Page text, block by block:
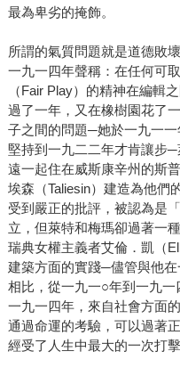
最為卑劣的掩飾。
所謂的氣質問題就是道德敗
一九一四年聲稱：在任何可
（Fair Play）的精神在編輯
過了一年，又在橡樹園花了
子之間的問題─她於一九一
堅持到一九二二年才肯讓步
遠一起住在威斯康辛州的斯
埃森（Taliesin）建造為他們
受到嚴正的批評，被認為是
立，但萊特和梅瑪卻過著一
瑞典女權主義者艾倫．凱（
建築方面的實踐─儘管與他
相比，從一九一○年到一九
一九一四年，來自社會方面
通過命運的考驗，可以過著
經受了人生中最大的一次打擊